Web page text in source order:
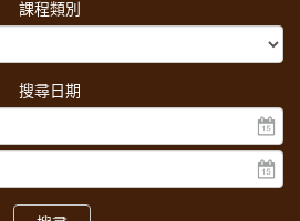
課程類別
搜尋日期